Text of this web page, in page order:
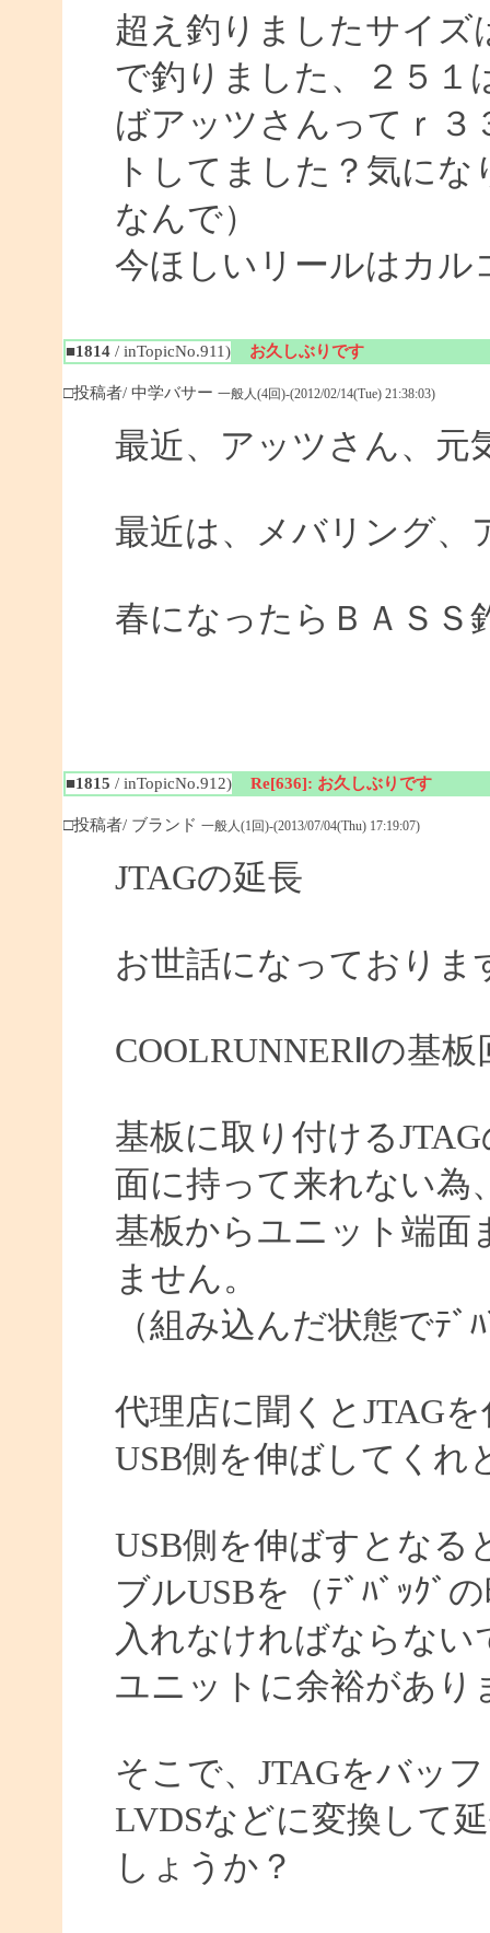
超え釣りましたサイ
で釣りました、２５１
ばアッツさんってｒ
トしてました？気に
なんで）
今ほしいリールはカル
■1814/ inTopicNo.911) お久しぶりです
□投稿者/ 中学バサー 一般人(4回)-(2012/02/14(Tue) 21:38:03)
最近、アッツさん、元
最近は、メバリング、
春になったらＢＡＳＳ
■1815 / inTopicNo.912) Re[636]: お久しぶりです
□投稿者/ ブランド 一般人(1回)-(2013/07/04(Thu) 17:19:07)
JTAGの延長
お世話になっておりま
COOLRUNNERⅡの基
基板に取り付ける
面に持って来れない為
基板からユニット端面
ません。
（組み込んだ状態でﾃﾞ
代理店に聞くとJTAG
USB側を伸ばしてくれ
USB側を伸ばすとなる
ブルUSBを（ﾃﾞﾊﾞｯｸﾞ
入れなければならない
ユニットに余裕があり
そこで、JTAGをバッ
LVDSなどに変換して
しょうか？